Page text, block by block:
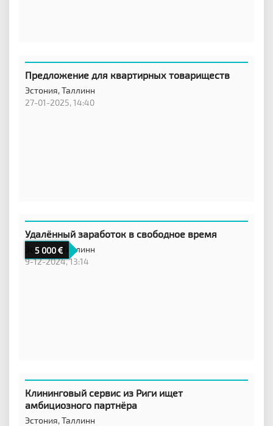
Предложение для квартирных товариществ
Эстония,Таллинн
27-01-2025, 14:40
5 000
Удалённый заработок в свободное время
Эстония,Таллинн
9-12-2024, 13:14
Клининговый сервис из Риги ищет
амбициозного партнёра
Эстония,Таллинн